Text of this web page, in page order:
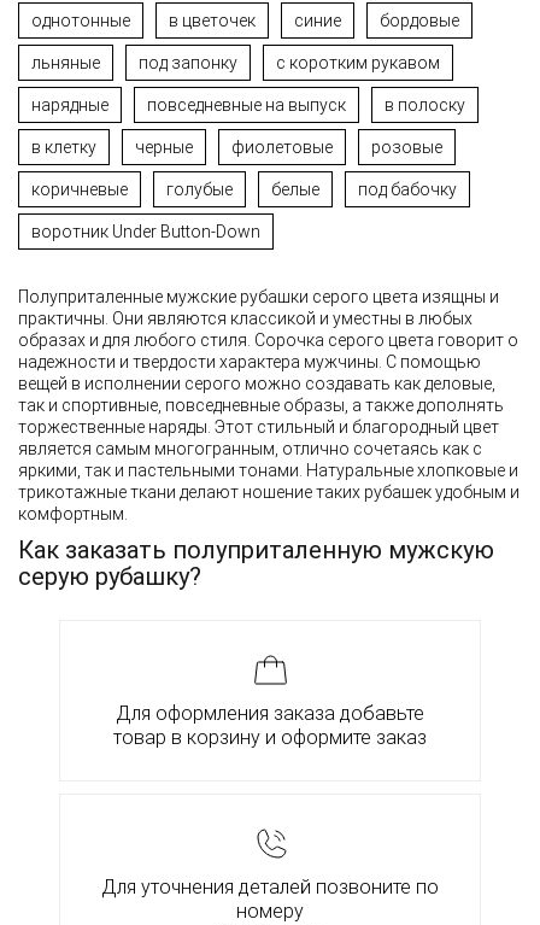
однотонные в цветочек синие бордовые
льняные под запонку с коротким рукавом
нарядные повседневные на выпуск в полоску
в клетку черные фиолетовые розовые
коричневые голубые белые под бабочку
воротник Under Button-Down
Полуприталенные мужские рубашки серого цвета изящны и
практичны. Они являются классикой и уместны в любых
образах и для любого стиля. Сорочка серого цвета говорит о
надежности и твердости характера мужчины. С помощью
вещей в исполнении серого можно создавать как деловые,
так и спортивные, повседневные образы, а также дополнять
торжественные наряды. Этот стильный и благородный цвет
является самым многогранным, отлично сочетаясь как с
яркими, так и пастельными тонами. Натуральные хлопковые и
трикотажные ткани делают ношение таких рубашек удобным и
комфортным.
Как заказать полуприталенную мужскую
серую рубашку?
Для оформления заказа добавьте
товар в корзину и оформите заказ
Для уточнения деталей позвоните по
номеру